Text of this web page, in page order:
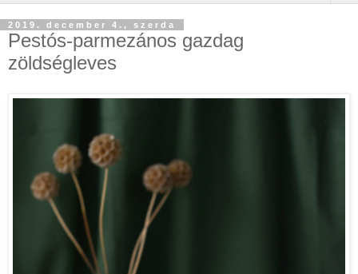
2019. december 4., szerda
Pestós-parmezános gazdag
zöldségleves